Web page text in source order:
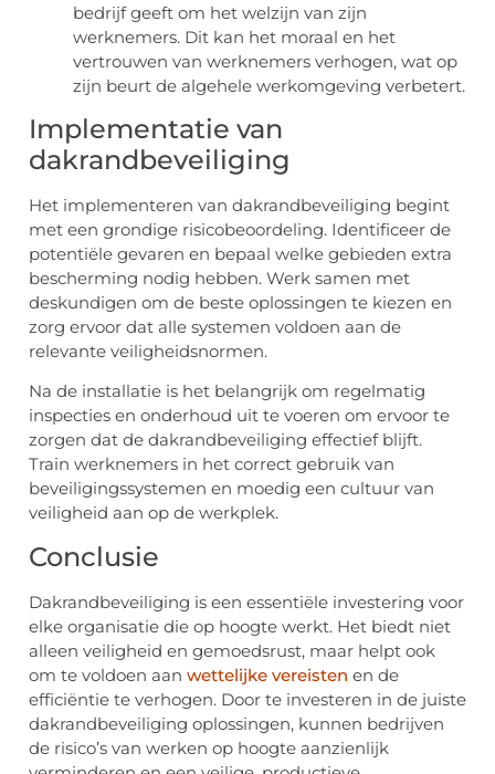
bedrijf geeft om het welzijn van zijn
werknemers. Dit kan het moraal en het
vertrouwen van werknemers verhogen, wat op
zijn beurt de algehele werkomgeving verbetert.
Implementatie van
dakrandbeveiliging
Het implementeren van dakrandbeveiliging begint
met een grondige risicobeoordeling. Identificeer de
potentiële gevaren en bepaal welke gebieden extra
bescherming nodig hebben. Werk samen met
deskundigen om de beste oplossingen te kiezen en
zorg ervoor dat alle systemen voldoen aan de
relevante veiligheidsnormen.
Na de installatie is het belangrijk om regelmatig
inspecties en onderhoud uit te voeren om ervoor te
zorgen dat de dakrandbeveiliging effectief blijft.
Train werknemers in het correct gebruik van
beveiligingssystemen en moedig een cultuur van
veiligheid aan op de werkplek.
Conclusie
Dakrandbeveiliging is een essentiële investering voor
elke organisatie die op hoogte werkt. Het biedt niet
alleen veiligheid en gemoedsrust, maar helpt ook
om te voldoen aan wettelijke vereisten en de
efficiëntie te verhogen. Door te investeren in de juiste
dakrandbeveiliging oplossingen, kunnen bedrijven
de risico’s van werken op hoogte aanzienlijk